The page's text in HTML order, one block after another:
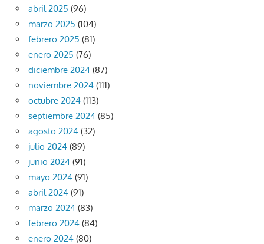
abril 2025 (96)
marzo 2025 (104)
febrero 2025 (81)
enero 2025 (76)
diciembre 2024 (87)
noviembre 2024 (111)
octubre 2024 (113)
septiembre 2024 (85)
agosto 2024 (32)
julio 2024 (89)
junio 2024 (91)
mayo 2024 (91)
abril 2024 (91)
marzo 2024 (83)
febrero 2024 (84)
enero 2024 (80)